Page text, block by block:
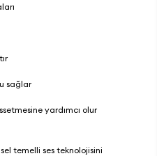
sağlar
yardımcı olur
temelli ses teknolojisini